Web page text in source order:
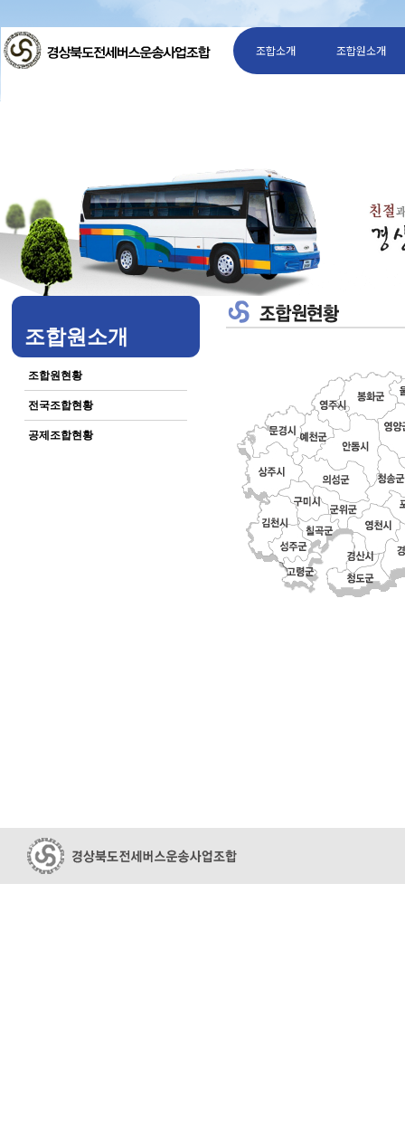
조합소개 조합원소개
조합원소개
조합원현황
전국조합현황
공제조합현황